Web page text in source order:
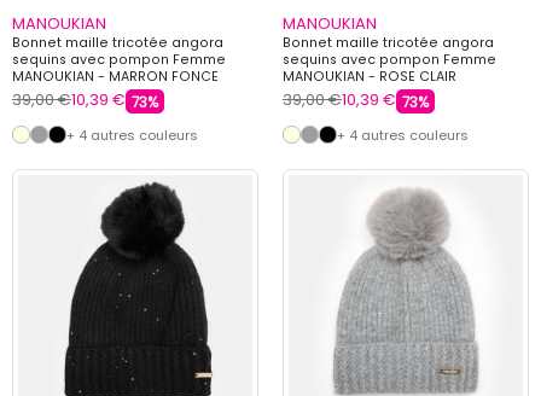
MANOUKIAN
Bonnet maille tricotée angora
sequins avec pompon Femme
MANOUKIAN - MARRON FONCE
39,00 €10,39 € 73%
+ 4 autres couleurs
MANOUKIAN
Bonnet maille tricotée angora
sequins avec pompon Femme
MANOUKIAN - ROSE CLAIR
39,00 €10,39 € 73%
+ 4 autres couleurs